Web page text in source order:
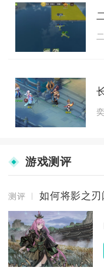
游戏测评
测评 如何将影之